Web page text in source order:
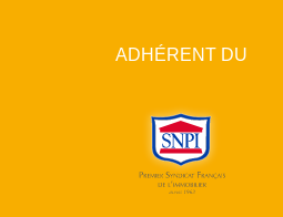
ADHÉRENT DU